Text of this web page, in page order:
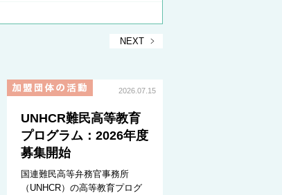
NEXT
2026.07.15
UNHCR難民高等教育
プログラム：2026年度
募集開始
国連難民高等弁務官事務所
（UNHCR）の高等教育プログ